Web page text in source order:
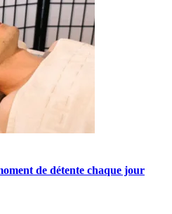
de détente chaque jour